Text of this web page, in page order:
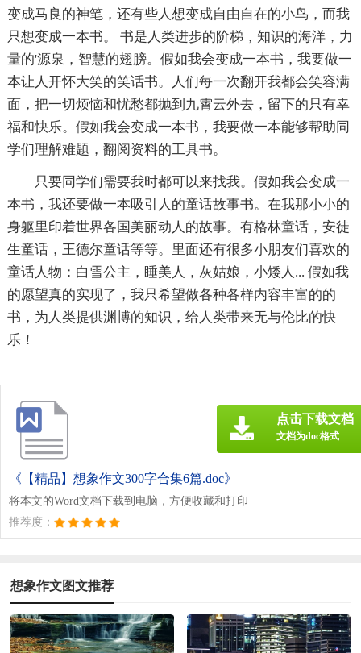
变成马良的神笔，还有些人想变成自由自在的小鸟，而我
只想变成一本书。 书是人类进步的阶梯，知识的海洋，力
量的'源泉，智慧的翅膀。假如我会变成一本书，我要做一
本让人开怀大笑的笑话书。人们每一次翻开我都会笑容满
面，把一切烦恼和忧愁都抛到九霄云外去，留下的只有幸
福和快乐。假如我会变成一本书，我要做一本能够帮助同
学们理解难题，翻阅资料的工具书。
只要同学们需要我时都可以来找我。假如我会变成一
本书，我还要做一本吸引人的童话故事书。在我那小小的
身躯里印着世界各国美丽动人的故事。有格林童话，安徒
生童话，王德尔童话等等。里面还有很多小朋友们喜欢的
童话人物：白雪公主，睡美人，灰姑娘，小矮人... 假如我
的愿望真的实现了，我只希望做各种各样内容丰富的的
书，为人类提供渊博的知识，给人类带来无与伦比的快
乐！
《【精品】想象作文300字合集6篇.doc》
将本文的Word文档下载到电脑，方便收藏和打印
推荐度：
点击下载文档
文档为doc格式
想象作文图文推荐